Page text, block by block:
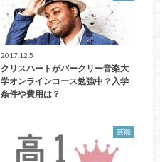
2017.12.5
クリスハートがバークリー音楽大
学オンラインコース勉強中？入学
条件や費用は？
芸能